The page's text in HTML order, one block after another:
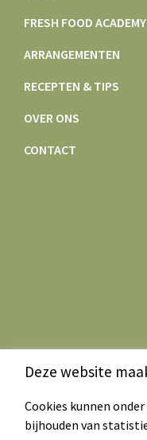
FRESH FOOD ACADEMY
ARRANGEMENTEN
RECEPTEN & TIPS
OVER ONS
CONTACT
Deze website
Cookies kunnen
bijhouden van